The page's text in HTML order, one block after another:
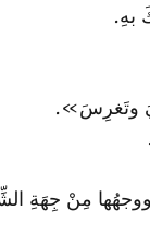
بهِ.
وتَغرِسَ».
ووجهُها مِنْ جِهَةِ